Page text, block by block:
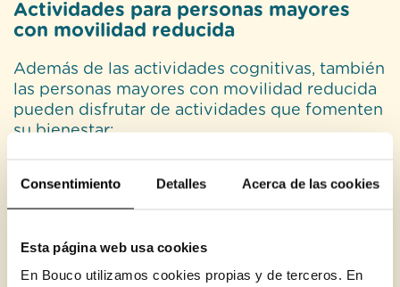
Consentimiento Detalles Acerca de las cookies
Esta página web usa cookies
En Bouco utilizamos cookies propias y de terceros. En
Actividades para personas mayores
con movilidad reducida
Además de las actividades cognitivas, también
las personas mayores con movilidad reducida
pueden disfrutar de actividades que fomenten
su bienestar:
ejercicios de resistencia con bandas
elásticas o pesos ligeros mientras estás
Terapia ocupacional
ocupacional puede proporcionar